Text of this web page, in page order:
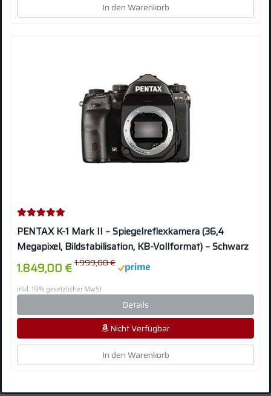
In den Warenkorb
PENTAX K-1 Mark II – Spiegelreflexkamera (36,4
Megapixel, Bildstabilisation, KB-Vollformat) – Schwarz
1.849,00 €1.999,00 €
inkl. 19% gesetzlicher MwSt.
Details
Nicht Verfügbar
In den Warenkorb